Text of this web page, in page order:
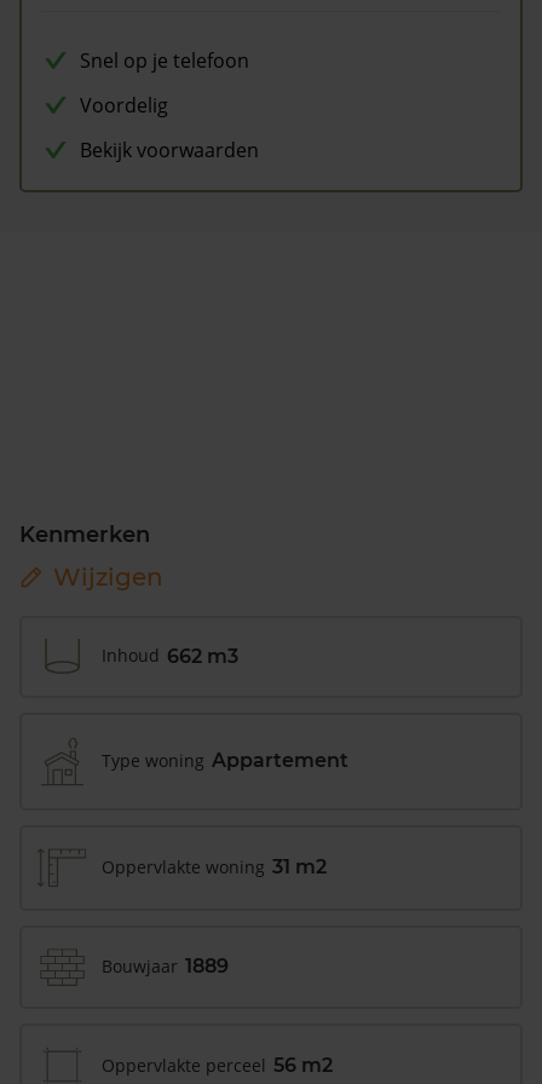
Snel op je telefoon
Voordelig
Bekijk voorwaarden
Kenmerken
Wijzigen
Inhoud 662 m3
Type woning Appartement
Oppervlakte woning 31 m2
Bouwjaar 1889
Oppervlakte perceel 56 m2